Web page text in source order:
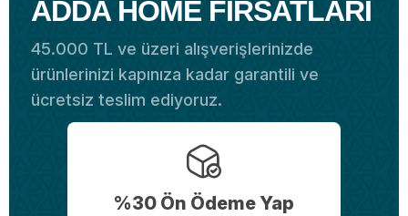
ADDA HOME FIRSATLARI
45.000 TL ve üzeri alışverişlerinizde
ürünlerinizi kapınıza kadar garantili ve
ücretsiz teslim ediyoruz.
%30 Ön Ödeme Yap